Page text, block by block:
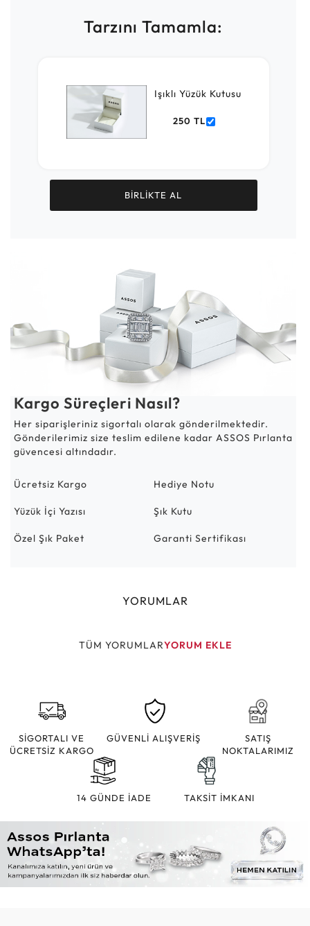
Tarzını Tamamla:
Işıklı Yüzük Kutusu
250 TL
BİRLİKTE AL
Kargo Süreçleri Nasıl?
Her siparişleriniz sigortalı olarak gönderilmektedir.
Gönderilerimiz size teslim edilene kadar ASSOS Pırlanta
güvencesi altındadır.
Ücretsiz Kargo Hediye Notu
Yüzük İçi Yazısı Şık Kutu
Özel Şık Paket Garanti Sertifikası
YORUMLAR
TÜM YORUMLARYORUM EKLE
SİGORTALI VE
ÜCRETSİZ KARGO
GÜVENLİ ALIŞVERİŞ
SATIŞ
NOKTALARIMIZ
14 GÜNDE İADE TAKSİT İMKANI